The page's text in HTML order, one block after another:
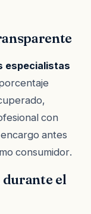
especialistas
con
antes
consumidor.
el